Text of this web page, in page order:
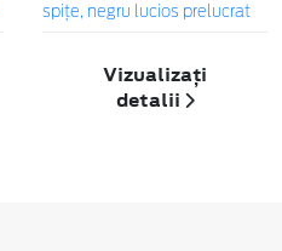
spiţe, negru lucios prelucrat
Vizualizați
detalii